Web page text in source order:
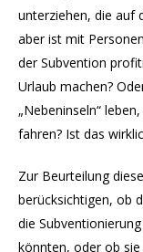
unterziehen, die auf
aber ist mit
der Subvention
Urlaub machen?
„Nebeninseln“
fahren? Ist das
Zur Beurteilung
berücksichtigen, ob
die
könnten, oder ob